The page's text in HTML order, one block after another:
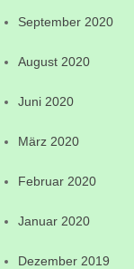
September 2020
August 2020
Juni 2020
März 2020
Februar 2020
Januar 2020
Dezember 2019